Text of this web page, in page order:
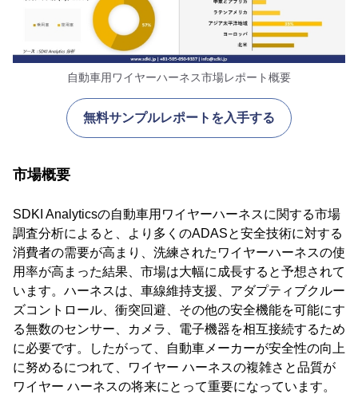
自動車用ワイヤーハーネス市場レポート概要
無料サンプルレポートを入手する
市場概要
SDKI Analyticsの自動車用ワイヤーハーネスに関する市場
調査分析によると、より多くのADASと安全技術に対する
消費者の需要が高まり、洗練されたワイヤーハーネスの使
用率が高まった結果、市場は大幅に成長すると予想されて
います。ハーネスは、車線維持支援、アダプティブクルー
ズコントロール、衝突回避、その他の安全機能を可能にす
る無数のセンサー、カメラ、電子機器を相互接続するため
に必要です。したがって、自動車メーカーが安全性の向上
に努めるにつれて、ワイヤー ハーネスの複雑さと品質が
ワイヤー ハーネスの将来にとって重要になっています。